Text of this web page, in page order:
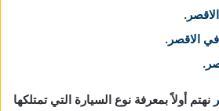
.
الاقصر .
.
نهتم أولاً بمعرفة نوع السيارة التي تمتلكها